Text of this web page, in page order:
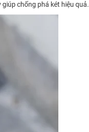
chống phá két hiệu quả.